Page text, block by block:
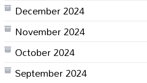
December 2024
November 2024
October 2024
September 2024